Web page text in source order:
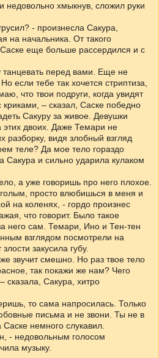
недовольно хмыкнув, сложил руки
- произнесла Сакура,
на начальника. От такого
еще больше рассердился и с
перед вами. Еще не
если тебе так хочется стриптиза,
что твои подруги, когда увидят
криками, – сказал, Саске победно
Сакуру за живое. Девушки
этих двоих. Даже Темари не
разборку, видя злобный взгляд
теле? Да мое тело гораздо
Сакура и сильно ударила кулаком
а уже говоришь про него плохое.
просто влюбишься в меня и
на коленях, - гордо произнес
что говорит. Было такое
него сам. Темари, Ино и Тен-тен
взглядом посмотрели на
закусила губу.
звучит смешно. Но раз твое тело
так покажи же нам? Чего
сказала, Сакура, хитро
то сама напросилась. Только
письма и не звони. Ты не в
немного слукавил.
- недовольным голосом
музыку.